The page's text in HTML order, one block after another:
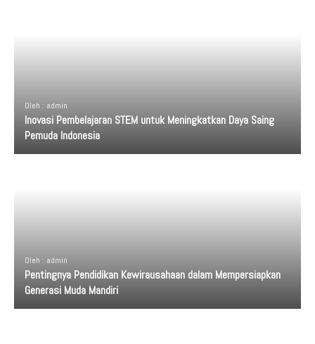
Oleh : admin
Inovasi Pembelajaran STEM untuk Meningkatkan Daya Saing
Pemuda Indonesia
Oleh : admin
Pentingnya Pendidikan Kewirausahaan dalam Mempersiapkan
Generasi Muda Mandiri